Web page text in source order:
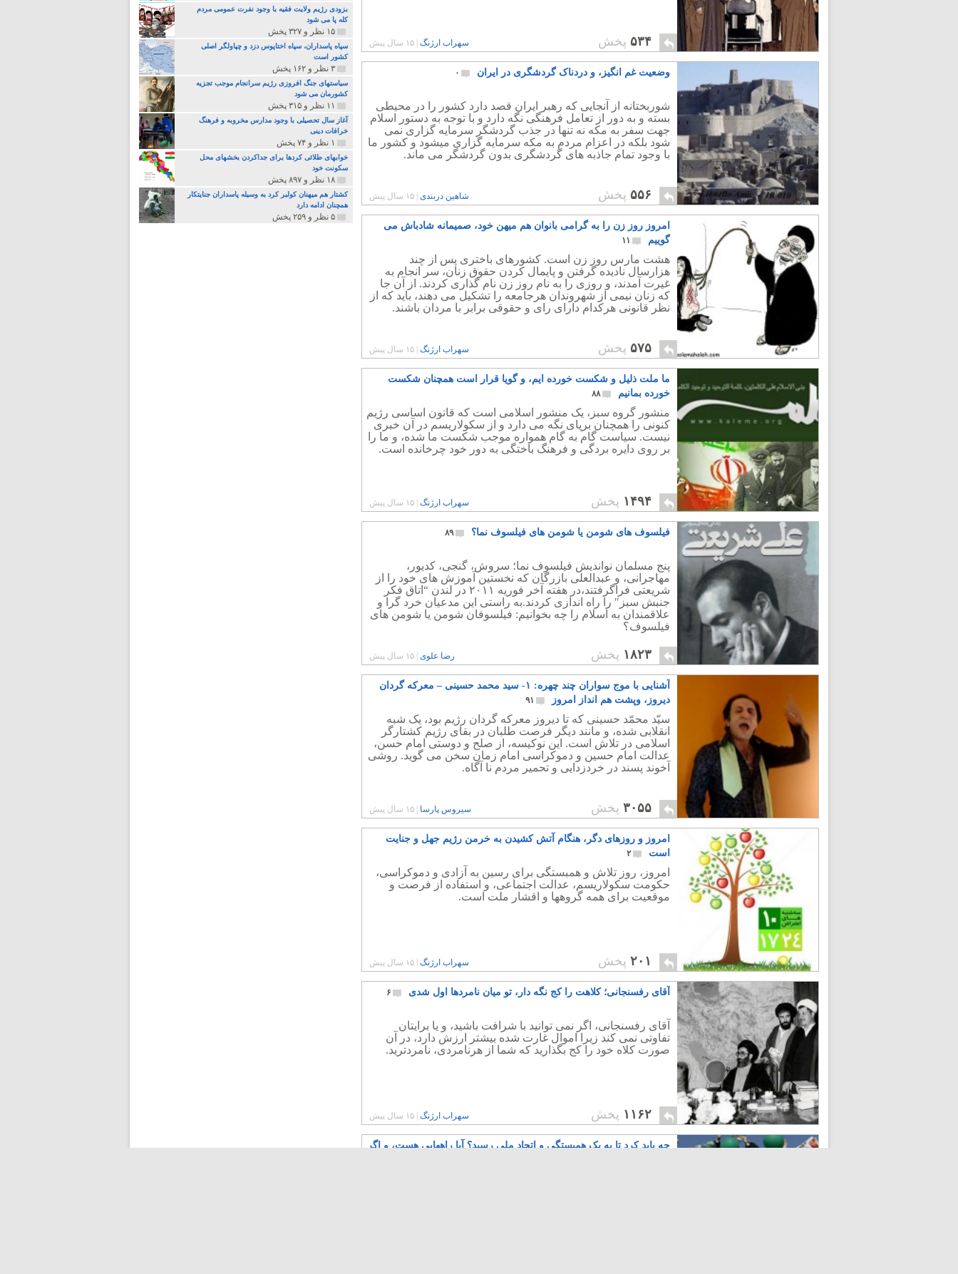
۵۳۴ پخش سهراب ارژنگ ۱۵ سال پیش
وضعیت غم انگیز، و دردناک گردشگری در ایران ۰
شوربختانه از آنجایی که رهبر ایران قصد دارد کشور را در محیطی
بسته و به دور از تعامل فرهنگی نگه دارد و با توجه به دستور اسلام
جهت سفر به مکه نه تنها در جذب گردشگر سرمایه گزاری نمی
شود بلکه در اعزام مردم به مکه سرمایه گزاری میشود و کشور ما
با وجود تمام جاذبه های گردشگری بدون گردشگر می ماند.
۵۵۶ پخش شاهین دربندی ۱۵ سال پیش
امروز روز زن را به گرامی بانوان هم میهن خود، صمیمانه شادباش می
گوییم
۱۱
هشت مارس روز زن است. کشورهای باختری پس از چند
هزارسال نادیده گرفتن و پایمال کردن حقوق زنان، سر انجام به
غیرت آمدند، و روزی را به نام روز زن نام گذاری کردند. از آن جا
که زنان نیمی از شهروندان هرجامعه را تشکیل می دهند، باید که از
نظر قانونی هرکدام دارای رای و حقوقی برابر با مردان باشند.
۵۷۵ پخش سهراب ارژنگ ۱۵ سال پیش
ما ملت ذلیل و شکست خورده ایم، و گویا قرار است همچنان شکست
خورده بمانیم
۸۸
منشور گروه سبز، یک منشور اسلامی است که قانون اساسی رژیم
کنونی را همچنان برپای نگه می دارد و از سکولاریسم در آن خبری
نیست. سیاست گام به گام همواره موجب شکست ما شده، و ما را
بر روی دایره بردگی و فرهنگ باختگی به دور خود چرخانده است.
۱۴۹۴ پخش سهراب ارژنگ ۱۵ سال پیش
فیلسوف های شومن یا شومن های فیلسوف نما؟ ۸۹
پنج مسلمان نواندیش فیلسوف نما؛ سروش، گنجی، کدیور،
مهاجرانی، و عبدالعلی بازرگان که نخستین آموزش های خود را از
شریعتی فراگرفتند،در هفته آخر فوریه ۲۰۱۱ در لندن “اتاق فکر
جنبش سبز″ را راه اندازی کردند.به راستی این مدعیان خرد گرا و
علاقمندان به اسلام را چه بخوانیم: فیلسوفان شومن یا شومن های
فیلسوف؟
۱۸۲۳ پخش رضا علوی ۱۵ سال پیش
آشنایی با موج سواران چند چهره: ۱- سید محمد حسینی – معرکه گردان
دیروز، وپشت هم انداز امروز
۹۱
سیّد محمّد حسینی که تا دیروز معرکه گردان رژیم بود، یک شبه
انقلابی شده، و مانند دیگر فرصت طلبان در بقای رژیم کشتارگر
اسلامی در تلاش است. این نوکیسه، از صلح و دوستی امام حسن،
عدالت امام حسین و دموکراسی امام زمان سخن می گوید. روشی
آخوند پسند در خردزدایی و تحمیر مردم نا آگاه.
۳۰۵۵ پخش سیروس پارسا ۱۵ سال پیش
امروز و روزهای دگر، هنگام آتش کشیدن به خرمن رژیم جهل و جنایت
است
۲
امروز، روز تلاش و همبستگی برای رسین به آزادی و دموکراسی،
حکومت سکولاریسم، عدالت اجتماعی، و استفاده از فرصت و
موقعیت برای همه گروهها و اقشار ملت است.
۲۰۱ پخش سهراب ارژنگ ۱۵ سال پیش
آقای رفسنجانی؛ کلاهت را کج نگه دار، تو میان نامردها اول شدی ۶
آقای رفسنجانی، اگر نمی توانید با شرافت باشید، و یا برایتان
تفاوتی نمی کند زیرا اموال غارت شده بیشتر ارزش دارد، در آن
صورت کلاه خود را کج بگذارید که شما از هرنامردی، نامردترید.
۱۱۶۲ پخش سهراب ارژنگ ۱۵ سال پیش
چه باید کرد تا به یک همبستگی و اتحاد ملی رسید؟ آیا راههایی هست، و اگر
بزودی رژیم ولایت فقیه با وجود نفرت عمومی مردم
کله پا می شود
۱۵ نظر و ۳۲۷ پخش
سپاه پاسداران، سپاه اختاپوس دزد و چپاولگر اصلی
کشور است
۳ نظر و ۱۶۲ پخش
سیاستهای جنگ افروزی رژیم سرانجام موجب تجزیه
کشورمان می شود
۱۱ نظر و ۳۱۵ پخش
آغاز سال تحصیلی با وجود مدارس مخروبه و فرهنگ
خرافات دینی
۱ نظر و ۷۴ پخش
خوابهای طلائی کردها برای جداکردن بخشهای محل
سکونت خود
۱۸ نظر و ۸۹۷ پخش
کشتار هم میهنان کولبر کرد به وسیله پاسداران جنایتکار
همچنان ادامه دارد
۵ نظر و ۲۵۹ پخش